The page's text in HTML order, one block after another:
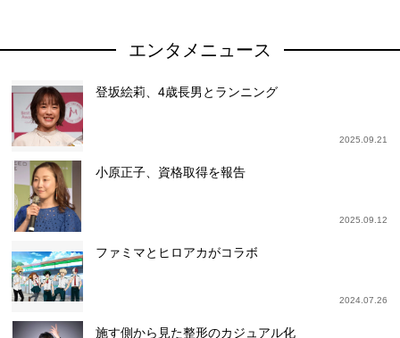
エンタメニュース
登坂絵莉、4歳長男とランニング
2025.09.21
小原正子、資格取得を報告
2025.09.12
ファミマとヒロアカがコラボ
2024.07.26
施す側から見た整形のカジュアル化